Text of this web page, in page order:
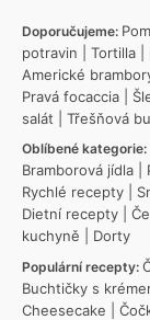
Doporučujeme:
potravin
Tortilla
Americké
Pravá focaccia
salát
Třešňová
Oblíbené kategorie:
Bramborová jídla
Rychlé recepty
Dietní recepty
kuchyně
Dorty
Populární recepty:
Buchtičky s
Cheesecake